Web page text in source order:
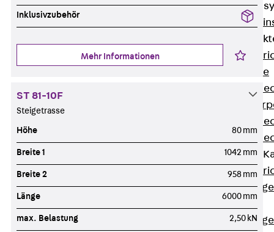
Zurück
Kanalsysteme
Estrichbündige
Zurück
Inklusivzubehör
Mehr Informationen
ST 81-10F
Steigetrasse
Höhe 80 mm
Breite 1 1042 mm
Breite 2 958 mm
Länge 6000 mm
max. Belastung 2,50 kN